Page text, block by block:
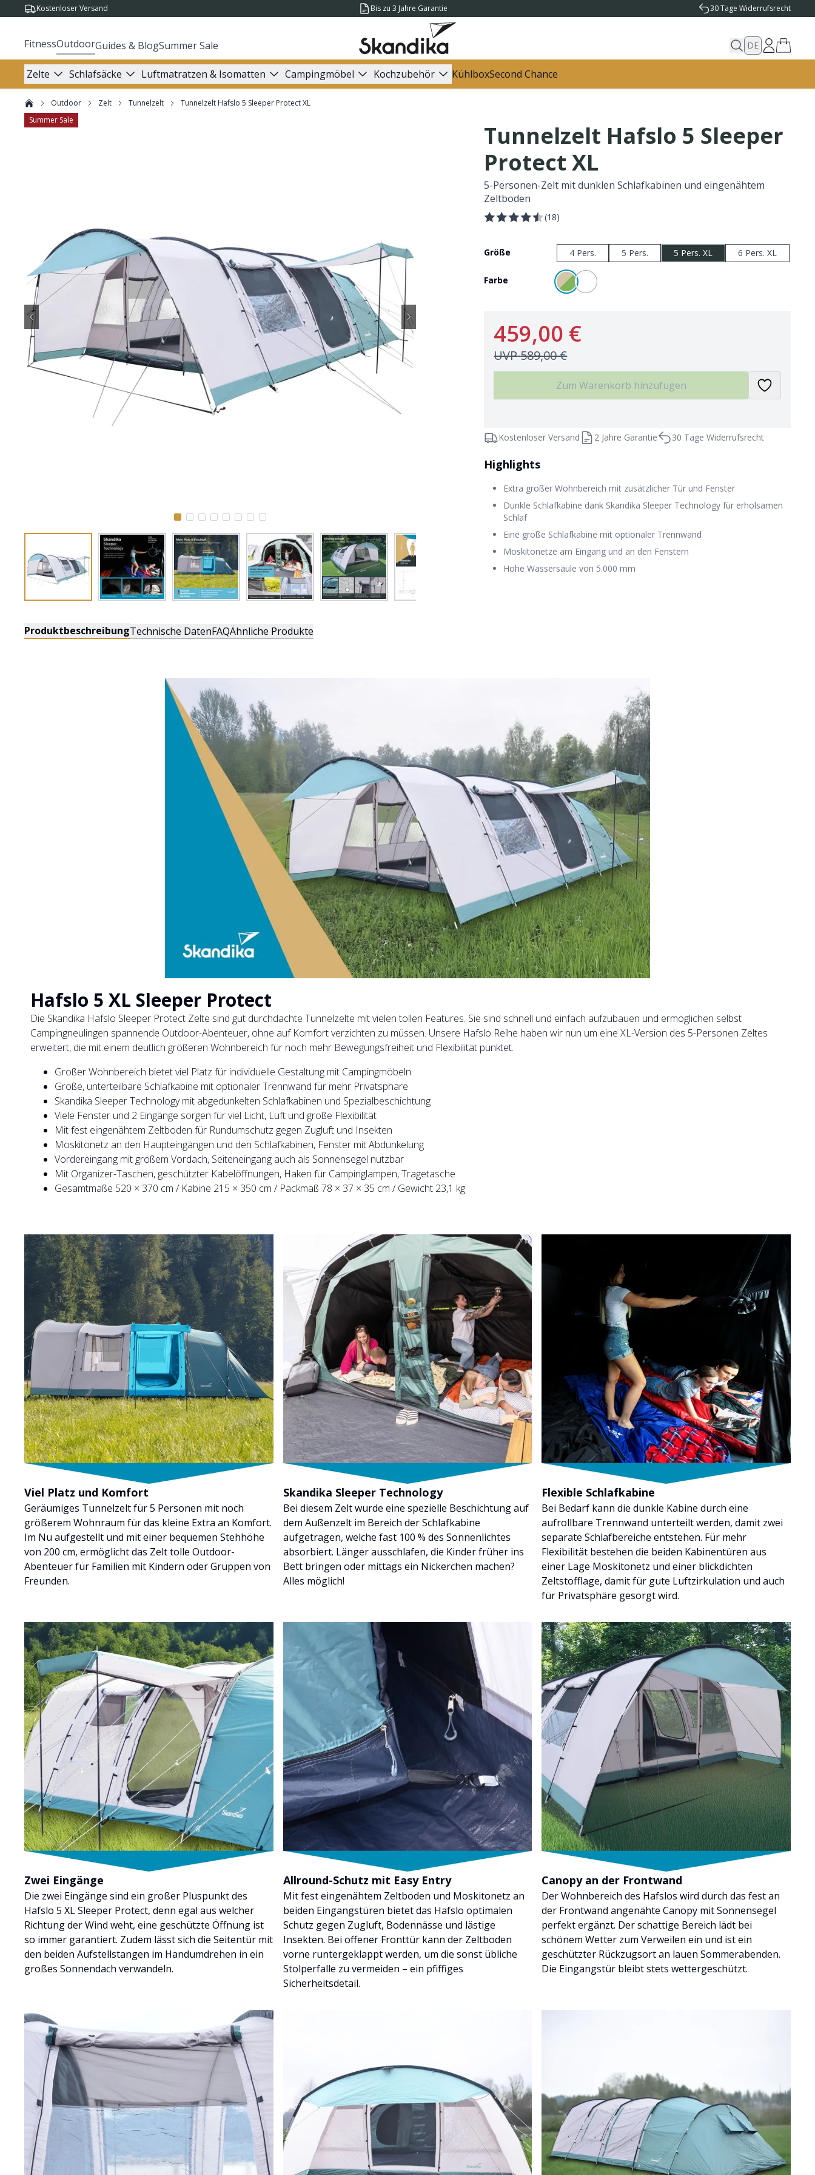
Kostenloser Versand Bis zu 3 Jahre Garantie 30 Tage Widerrufsrecht
FitnessOutdoorGuides & BlogSummer Sale DE
Zelte Schlafsäcke Luftmatratzen & Isomatten Campingmöbel Kochzubehör KühlboxSecond Chance
Outdoor Zelt Tunnelzelt
Tunnelzelt Hafslo 5 Sleeper Protect XL
Summer Sale
Tunnelzelt Hafslo 5 Sleeper
Protect XL
5-Personen-Zelt mit dunklen Schlafkabinen und eingenähtem
Zeltboden
(18)
Größe 4 Pers. 5 Pers. 5 Pers. XL 6 Pers. XL
Farbe
459,00 €
UVP589,00 €
Zum Warenkorb hinzufügen
Kostenloser Versand 2 Jahre Garantie 30 Tage Widerrufsrecht
Highlights
Extra großer Wohnbereich mit zusätzlicher Tür und Fenster
Dunkle Schlafkabine dank Skandika Sleeper Technology für erholsamen
Schlaf
Eine große Schlafkabine mit optionaler Trennwand
Moskitonetze am Eingang und an den Fenstern
Hohe Wassersäule von 5.000 mm
ProduktbeschreibungTechnische DatenFAQÄhnliche Produkte
Hafslo 5 XL Sleeper Protect
Die Skandika Hafslo Sleeper Protect Zelte sind gut durchdachte Tunnelzelte mit vielen tollen Features. Sie sind schnell und einfach aufzubauen und ermöglichen selbst
Campingneulingen spannende Outdoor-Abenteuer, ohne auf Komfort verzichten zu müssen. Unsere Hafslo Reihe haben wir nun um eine XL-Version des 5-Personen Zeltes
erweitert, die mit einem deutlich größeren Wohnbereich für noch mehr Bewegungsfreiheit und Flexibilität punktet.
Großer Wohnbereich bietet viel Platz für individuelle Gestaltung mit Campingmöbeln
Große, unterteilbare Schlafkabine mit optionaler Trennwand für mehr Privatsphäre
Skandika Sleeper Technology mit abgedunkelten Schlafkabinen und Spezialbeschichtung
Viele Fenster und 2 Eingänge sorgen für viel Licht, Luft und große Flexibilität
Mit fest eingenähtem Zeltboden für Rundumschutz gegen Zugluft und Insekten
Moskitonetz an den Haupteingängen und den Schlafkabinen, Fenster mit Abdunkelung
Vordereingang mit großem Vordach, Seiteneingang auch als Sonnensegel nutzbar
Mit Organizer-Taschen, geschützter Kabelöffnungen, Haken für Campinglampen, Tragetasche
Gesamtmaße 520 × 370 cm / Kabine 215 × 350 cm / Packmaß 78 × 37 × 35 cm / Gewicht 23,1 kg
Viel Platz und Komfort
Geräumiges Tunnelzelt für 5 Personen mit noch
größerem Wohnraum für das kleine Extra an Komfort.
Im Nu aufgestellt und mit einer bequemen Stehhöhe
von 200 cm, ermöglicht das Zelt tolle Outdoor-
Abenteuer für Familien mit Kindern oder Gruppen von
Freunden.
Skandika Sleeper Technology
Bei diesem Zelt wurde eine spezielle Beschichtung auf
dem Außenzelt im Bereich der Schlafkabine
aufgetragen, welche fast 100 % des Sonnenlichtes
absorbiert. Länger ausschlafen, die Kinder früher ins
Bett bringen oder mittags ein Nickerchen machen?
Alles möglich!
Flexible Schlafkabine
Bei Bedarf kann die dunkle Kabine durch eine
aufrollbare Trennwand unterteilt werden, damit zwei
separate Schlafbereiche entstehen. Für mehr
Flexibilität bestehen die beiden Kabinentüren aus
einer Lage Moskitonetz und einer blickdichten
Zeltstofflage, damit für gute Luftzirkulation und auch
für Privatsphäre gesorgt wird.
Zwei Eingänge
Die zwei Eingänge sind ein großer Pluspunkt des
Hafslo 5 XL Sleeper Protect, denn egal aus welcher
Richtung der Wind weht, eine geschützte Öffnung ist
so immer garantiert. Zudem lässt sich die Seitentür mit
den beiden Aufstellstangen im Handumdrehen in ein
großes Sonnendach verwandeln.
Allround-Schutz mit Easy Entry
Mit fest eingenähtem Zeltboden und Moskitonetz an
beiden Eingangstüren bietet das Hafslo optimalen
Schutz gegen Zugluft, Bodennässe und lästige
Insekten. Bei offener Fronttür kann der Zeltboden
vorne runtergeklappt werden, um die sonst übliche
Stolperfalle zu vermeiden – ein pfiffiges
Sicherheitsdetail.
Canopy an der Frontwand
Der Wohnbereich des Hafslos wird durch das fest an
der Frontwand angenähte Canopy mit Sonnensegel
perfekt ergänzt. Der schattige Bereich lädt bei
schönem Wetter zum Verweilen ein und ist ein
geschützter Rückzugsort an lauen Sommerabenden.
Die Eingangstür bleibt stets wettergeschützt.